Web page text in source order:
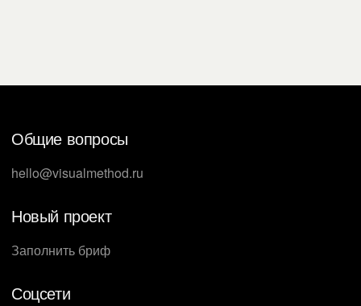
Общие вопросы
hello@visualmethod.ru
Новый проект
Заполнить бриф
Соцсети